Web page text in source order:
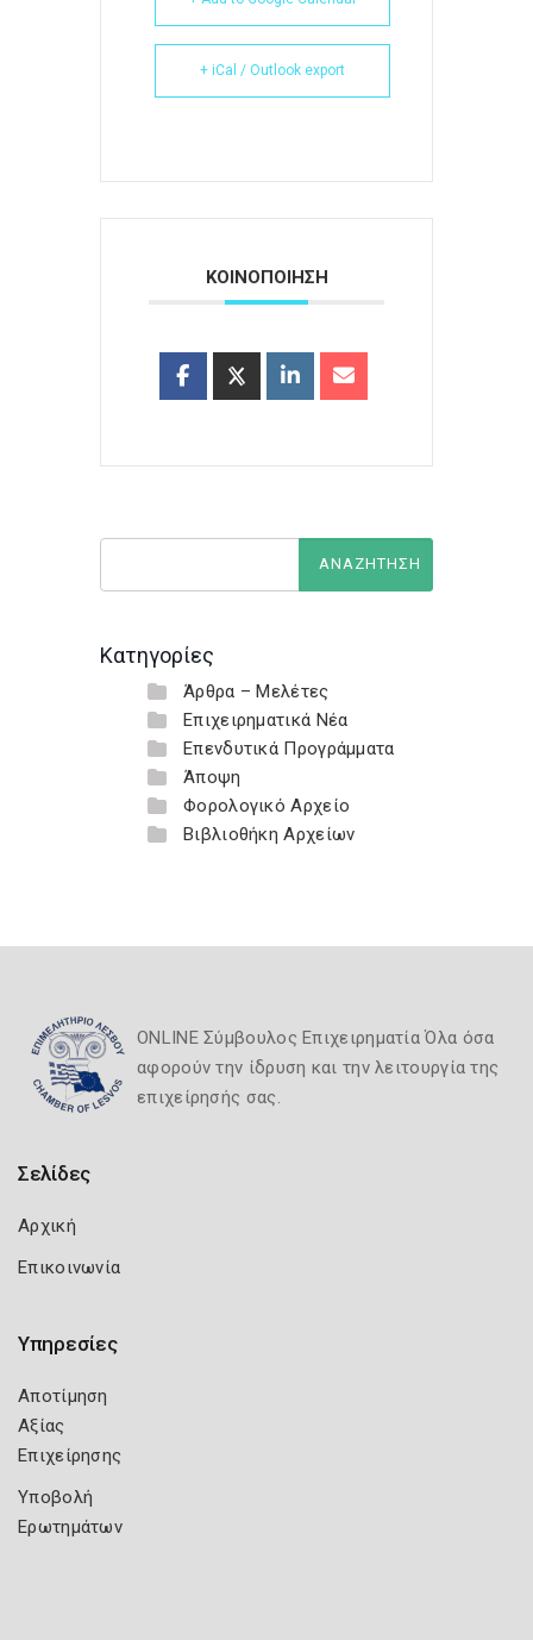
+ iCal / Outlook export
ΚΟΙΝΟΠΟΙΗΣΗ
Κατηγορίες
Άρθρα – Μελέτες
Επιχειρηματικά Νέα
Επενδυτικά Προγράμματα
Άποψη
Φορολογικό Αρχείο
Βιβλιοθήκη Αρχείων
ONLINE Σύμβουλος Επιχειρηματία Όλα όσα
αφορούν την ίδρυση και την λειτουργία της
επιχείρησής σας.
Σελίδες
Αρχική
Επικοινωνία
Υπηρεσίες
Αποτίμηση
Αξίας
Επιχείρησης
Υποβολή
Ερωτημάτων